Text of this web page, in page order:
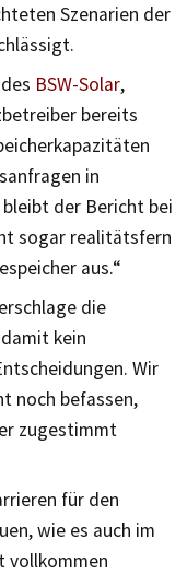
Szenarien der
BSW-Solar,
bereits
in
der Bericht bei
sogar realitätsfern
aus.“
die
kein
Wir
noch befassen,
zugestimmt
für den
wie es auch im
vollkommen